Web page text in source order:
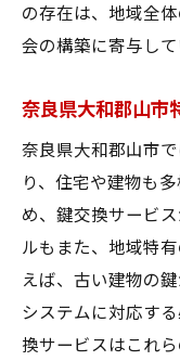
地域全
24時間体制で
24時間対
鍵トラブ
住民の安
夜間でも
緊急時に
奈良県大和郡
の存在は、地域全
会の構築に寄与して
奈良県大和郡山市
奈良県大和郡山市
り、住宅や建物も
め、鍵交換サービ
ルもまた、地域特
えば、古い建物の
システムに対応す
換サービスはこれ